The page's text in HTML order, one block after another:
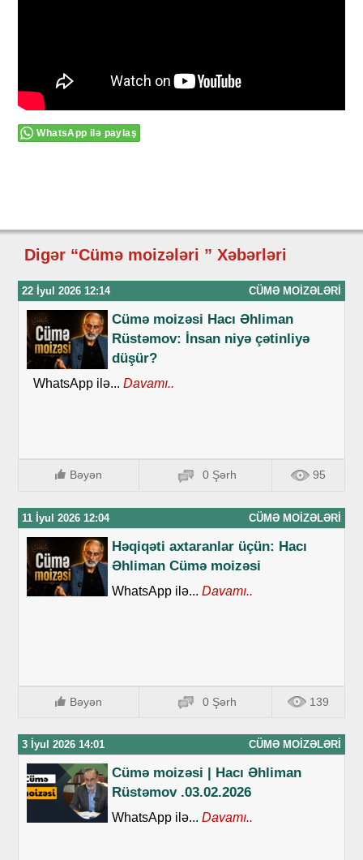
WhatsApp ilə paylaş
Digər “Cümə moizələri ” Xəbərləri
22 İyul 2026 12:14 CÜMƏ MOIZƏLƏRI
Cümə moizəsi Hacı Əhliman
Rüstəmov: İnsan niyə çətinliyə
düşür?
WhatsApp ilə... Davamı..
Bəyən 0 Şərh 95
11 İyul 2026 12:04 CÜMƏ MOIZƏLƏRI
Həqiqəti axtaranlar üçün: Hacı
Əhliman Cümə moizəsi
WhatsApp ilə... Davamı..
Bəyən 0 Şərh 139
3 İyul 2026 14:01 CÜMƏ MOIZƏLƏRI
Cümə moizəsi | Hacı Əhliman
Rüstəmov .03.02.2026
WhatsApp ilə... Davamı..